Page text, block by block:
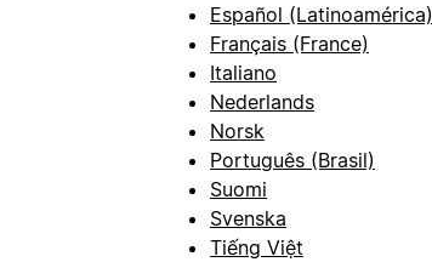
Español (Latinoamérica)
Français (France)
Italiano
Nederlands
Norsk
Português (Brasil)
Suomi
Svenska
Tiếng Việt